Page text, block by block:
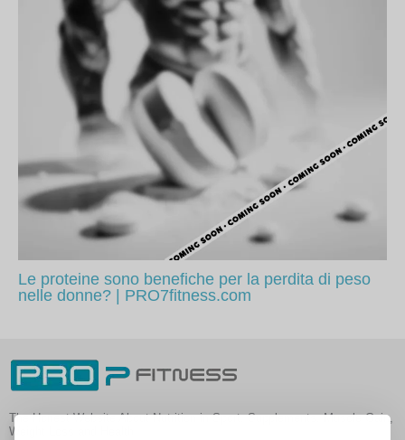
Le proteine sono benefiche per la perdita di peso
nelle donne? | PRO7fitness.com
The Honest Website About Nutrition in Sport, Supplements, Muscle Gain,
Weight Loss and Health